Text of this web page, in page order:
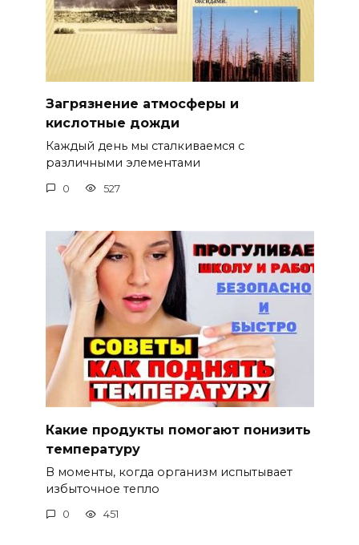
Загрязнение атмосферы и
кислотные дожди
Каждый день мы сталкиваемся с
различными элементами
0 527
Какие продукты помогают понизить
температуру
В моменты, когда организм испытывает
избыточное тепло
0 451